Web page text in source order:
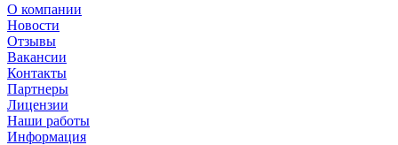
О компании
Новости
Отзывы
Вакансии
Контакты
Партнеры
Лицензии
Наши работы
Информация